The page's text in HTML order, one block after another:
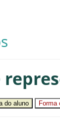
do aluno Forma